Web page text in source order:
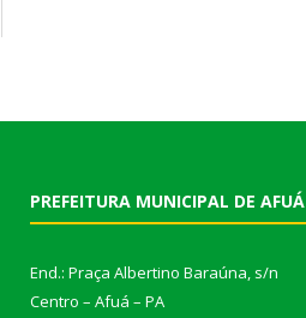
PREFEITURA MUNICIPAL DE AFUÁ
End.: Praça Albertino Baraúna, s/n
Centro – Afuá – PA